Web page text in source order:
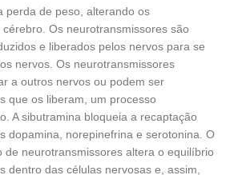
perda de peso, alterando os
Os neurotransmissores são
e liberados pelos nervos para se
nervos. Os neurotransmissores
a outros nervos ou podem ser
que os liberam, um processo
A sibutramina bloqueia a recaptação
dopamina, norepinefrina e serotonina. O
de neurotransmissores altera o equilíbrio
dentro das células nervosas e, assim,